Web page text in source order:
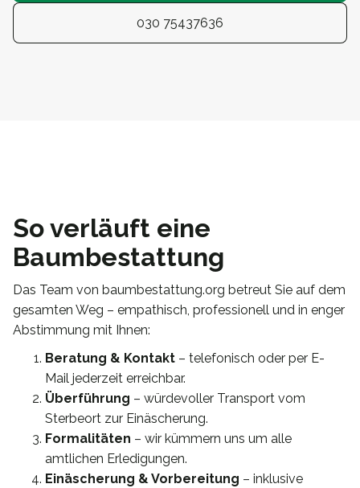
030 75437636
So verläuft eine
Baumbestattung
Das Team von baumbestattung.org betreut Sie auf dem
gesamten Weg – empathisch, professionell und in enger
Abstimmung mit Ihnen:
Beratung & Kontakt – telefonisch oder per E-
Mail jederzeit erreichbar.
Überführung – würdevoller Transport vom
Sterbeort zur Einäscherung.
Formalitäten – wir kümmern uns um alle
amtlichen Erledigungen.
Einäscherung & Vorbereitung – inklusive